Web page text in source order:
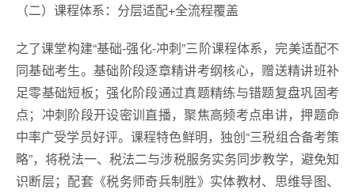
（二）课程体系：分层适配+全流程覆盖
之了课堂构建“基础-强化-冲刺”三阶课程体系，完美适配不
同基础考生。基础阶段逐章精讲考纲核心，赠送精讲班补
足零基础短板；强化阶段通过真题精练与错题复盘巩固考
点；冲刺阶段开设密训直播，聚焦高频考点串讲，押题命
中率广受学员好评。课程特色鲜明，独创“三税组合备考策
略”，将税法一、税法二与涉税服务实务同步教学，避免知
识断层；配套《税务师奇兵制胜》实体教材、思维导图、